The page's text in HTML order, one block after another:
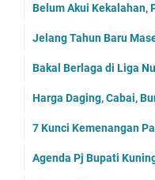
Belum Akui Kekalahan,
Jelang Tahun Baru
Bakal Berlaga di Liga
Harga Daging, Cabai,
7 Kunci Kemenangan
Agenda Pj Bupati